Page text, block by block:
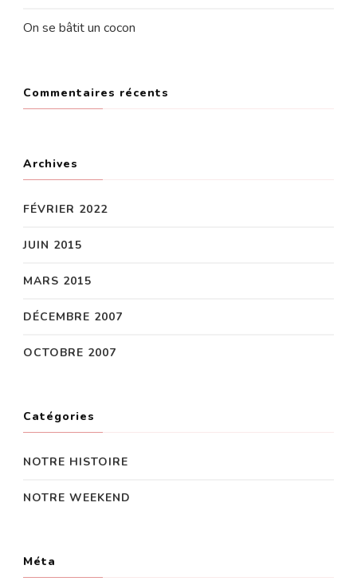
On se bâtit un cocon
Commentaires récents
Archives
FÉVRIER 2022
JUIN 2015
MARS 2015
DÉCEMBRE 2007
OCTOBRE 2007
Catégories
NOTRE HISTOIRE
NOTRE WEEKEND
Méta